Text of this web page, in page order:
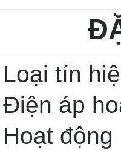
Loại tín
Điện áp
Hoạt